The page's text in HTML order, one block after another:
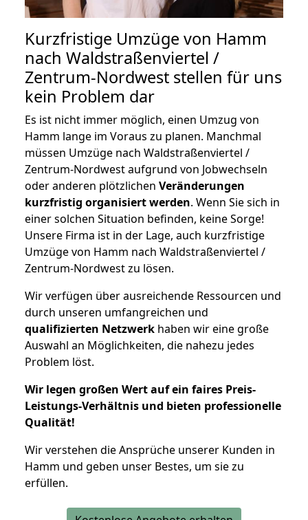
Kurzfristige Umzüge von Hamm
nach Waldstraßenviertel /
Zentrum-Nordwest stellen für uns
kein Problem dar
Es ist nicht immer möglich, einen Umzug von
Hamm lange im Voraus zu planen. Manchmal
müssen Umzüge nach Waldstraßenviertel /
Zentrum-Nordwest aufgrund von Jobwechseln
oder anderen plötzlichen Veränderungen
kurzfristig organisiert werden. Wenn Sie sich in
einer solchen Situation befinden, keine Sorge!
Unsere Firma ist in der Lage, auch kurzfristige
Umzüge von Hamm nach Waldstraßenviertel /
Zentrum-Nordwest zu lösen.
Wir verfügen über ausreichende Ressourcen und
durch unseren umfangreichen und
qualifizierten Netzwerk haben wir eine große
Auswahl an Möglichkeiten, die nahezu jedes
Problem löst.
Wir legen großen Wert auf ein faires Preis-
Leistungs-Verhältnis und bieten professionelle
Qualität!
Wir verstehen die Ansprüche unserer Kunden in
Hamm und geben unser Bestes, um sie zu
erfüllen.